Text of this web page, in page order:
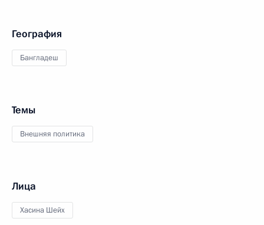
География
Бангладеш
Темы
Внешняя политика
Лица
Хасина Шейх